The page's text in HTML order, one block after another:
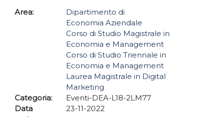
Area:
Dipartimento di
Economia Aziendale
Corso di Studio Magistrale in
Economia e Management
Corso di Studio Triennale in
Economia e Management
Laurea Magistrale in Digital
Marketing
Categoria:
Eventi-DEA-L18-2LM77
Data
23-11-2022